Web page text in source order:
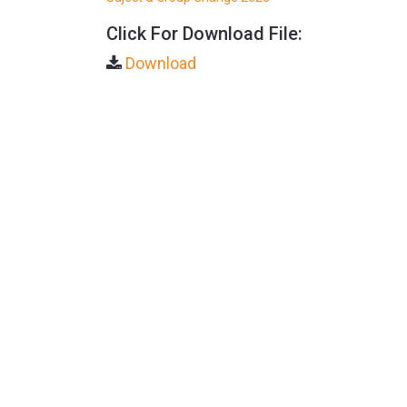
Click For Download File:
Download